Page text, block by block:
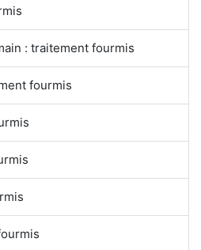
: traitement fourmis
fourmis